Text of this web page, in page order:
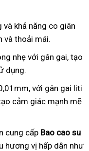
và khả năng co giãn
và thoải mái.
nhẹ với gân gai, tạo
dụng.
với gân gai liti
cảm giác mạnh mẽ
cung cấp Bao cao su
hương vị hấp dẫn như